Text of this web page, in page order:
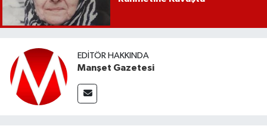
EDITÖR HAKKINDA
Manşet Gazetesi